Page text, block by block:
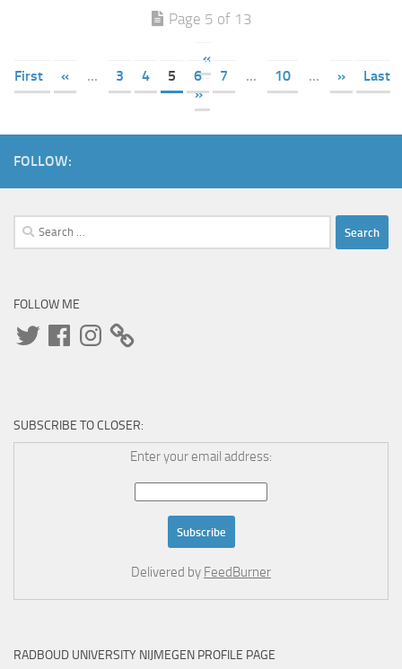
Page 5 of 13
«
First
« ... 3 4 5 6 7 ... 10 ... »
Last
»
FOLLOW:
Search
for:
FOLLOW ME
TwitterFacebookInstagram
SUBSCRIBE TO CLOSER:
Enter your email address:
Delivered by FeedBurner
RADBOUD UNIVERSITY NIJMEGEN PROFILE PAGE